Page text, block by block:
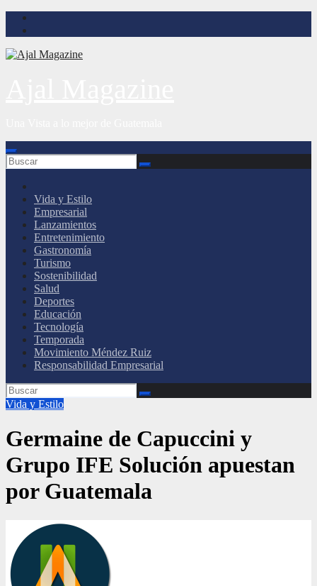
Saltar
Vida y Estilo
Empresarial
Lanzamientos
Entretenimiento
Gastronomía
Turismo
Sostenibilidad
Salud
Deportes
Educación
Tecnología
Temporada
Movimiento Méndez Ruiz
Responsabilidad Empresarial
Vida y Estilo
Germaine de Capuccini y
Grupo IFE Solución apuestan
por Guatemala